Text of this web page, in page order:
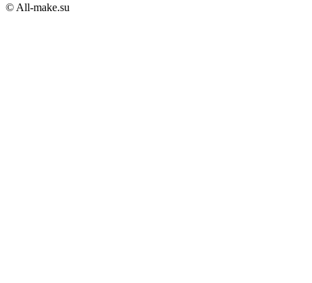
© All-make.su